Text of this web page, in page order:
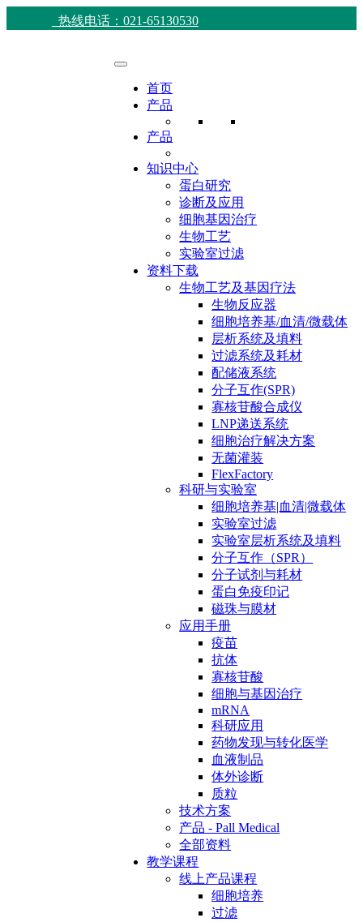
热线电话：021-65130530
首页
产品
产品
知识中心
蛋白研究
诊断及应用
细胞基因治疗
生物工艺
实验室过滤
资料下载
生物工艺及基因疗法
生物反应器
细胞培养基/血清/微载体
层析系统及填料
过滤系统及耗材
配储液系统
分子互作(SPR)
寡核苷酸合成仪
LNP递送系统
细胞治疗解决方案
无菌灌装
FlexFactory
科研与实验室
细胞培养基|血清|微载体
实验室过滤
实验室层析系统及填料
分子互作（SPR）
分子试剂与耗材
蛋白免疫印记
磁珠与膜材
应用手册
疫苗
抗体
寡核苷酸
细胞与基因治疗
mRNA
科研应用
药物发现与转化医学
血液制品
体外诊断
质粒
技术方案
产品 - Pall Medical
全部资料
教学课程
线上产品课程
细胞培养
过滤